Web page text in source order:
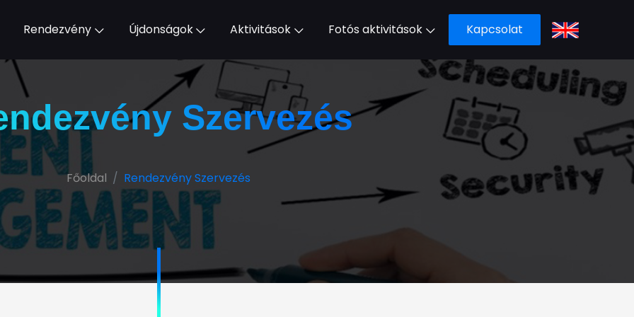
Rendezvény Újdonságok Aktivitások Fotós aktivitások Kapcsolat
Szervezés
Főoldal Rendezvény Szervezés